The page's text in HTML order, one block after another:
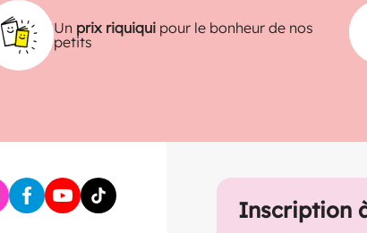
Un prix riquiqui pour le bonheur de nos
petits
Inscription